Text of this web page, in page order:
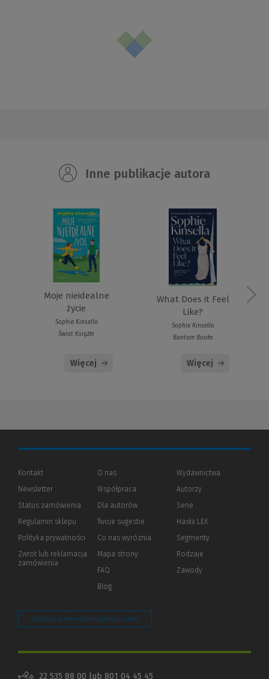
Inne publikacje autora
Moje nieidealne
życie
Sophie Kinsella
Świat Książki
Więcej
What Does it Feel
Like?
Sophie Kinsella
Bantam Books
Więcej
Kontakt
Newsletter
Status zamówienia
Regulamin sklepu
Polityka prywatności (Nowe
(Link
innej
Zwrot lub reklamacja
zamówienia
O nas
Współpraca
Dla autorów(Nowe
(Link
innej
strony)
Twoje sugestie
Co nas wyróżnia
Mapa strony
FAQ
Blog
Wydawnictwa
Autorzy
Serie
Hasła LEX
Segmenty
Rodzaje
Zawody
Zarządzaj preferencjami plików cookie
22 535 88 00 lub 801 04 45 45